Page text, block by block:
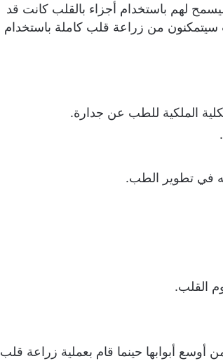
لهم باستخدام أجزاء بالقلب كانت قد
من زراعة قلب كاملة باستخدام
أبوابها حينما قام بعملية زراعة قلب